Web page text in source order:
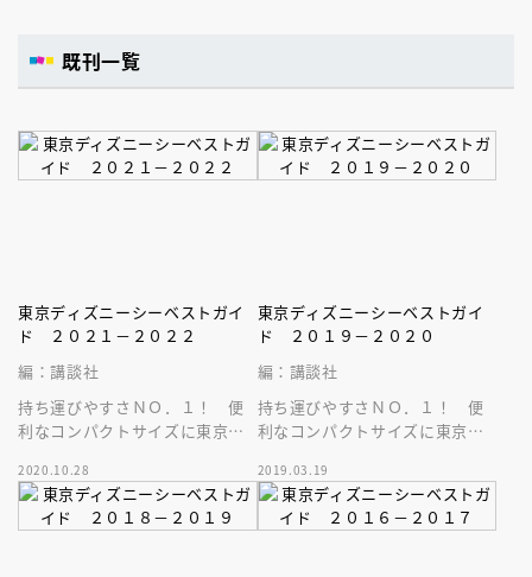
既刊一覧
東京ディズニーシーベストガイ
ド ２０２１－２０２２
編：講談社
持ち運びやすさＮＯ．１！ 便
利なコンパクトサイズに東京デ
ぎゅっと詰まったベストガイド
最新版！
2020.10.28
東京ディズニーシーベストガイ
ド ２０１９－２０２０
編：講談社
持ち運びやすさＮＯ．１！ 便
利なコンパクトサイズに東京デ
ぎゅっと詰まったベストガイド
最新版！
2019.03.19